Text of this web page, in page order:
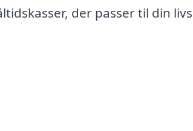
der passer til din